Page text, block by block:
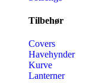
Tilbehør
Covers
Havehynder
Kurve
Lanterner